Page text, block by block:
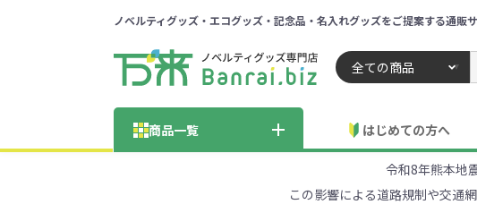
ノベルティグッズ・エコグッズ・記念品・名入れグッズをご提案する通販
ノベルティ 専門店 万来ドットbiz ／
商品一覧 はじめての方へ
見積もり作成について
見積
令和8年熊本地
この影響による道路規制や交通